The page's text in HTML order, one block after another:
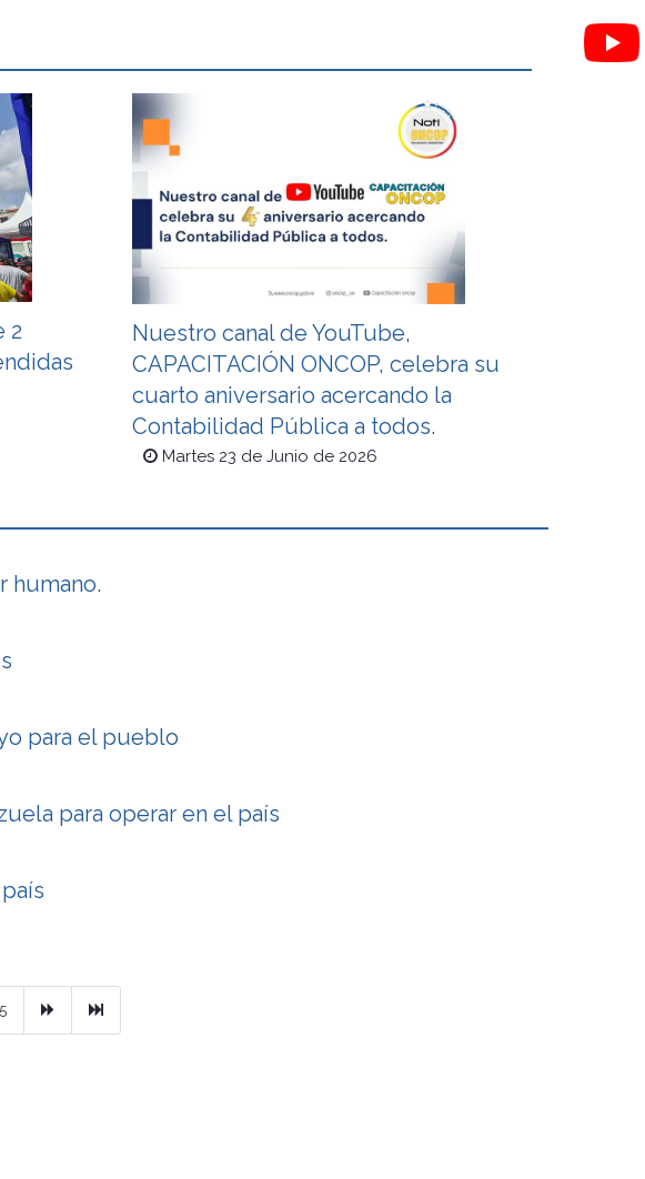
2
Nuestro canal de YouTube,
CAPACITACIÓN ONCOP, celebra su
cuarto aniversario acercando la
Contabilidad Pública a todos.
Martes 23 de Junio de 2026
humano.
para el pueblo
para operar en el país
Ultimo